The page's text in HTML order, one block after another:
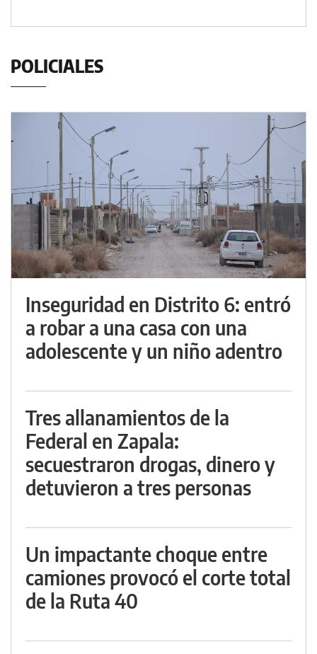
POLICIALES
Inseguridad en Distrito 6: entró
a robar a una casa con una
adolescente y un niño adentro
Tres allanamientos de la
Federal en Zapala:
secuestraron drogas, dinero y
detuvieron a tres personas
Un impactante choque entre
camiones provocó el corte total
de la Ruta 40